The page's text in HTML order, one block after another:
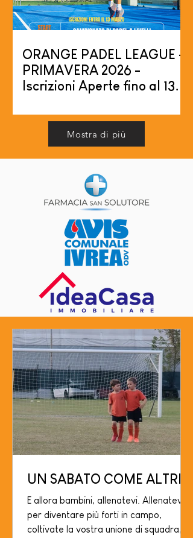
discipline sportive tra cui padel,
pickleball, beach volley, calcio e tante
altre.. …sempre all’insegna dello sport e
del divertimento! I
ORANGE PADEL LEAGUE -
PRIMAVERA 2026 -
Iscrizioni Aperte fino al 13
LEAGUE, il campionato di padel per livelli
all'Orange Sport Center. Dal 21 Marzo al
Mostra di più
UN SABATO COME ALTRI
E allora bambini, allenatevi. Allenatevi
per diventare più forti in campo,
coltivate la vostra unione di squadra,